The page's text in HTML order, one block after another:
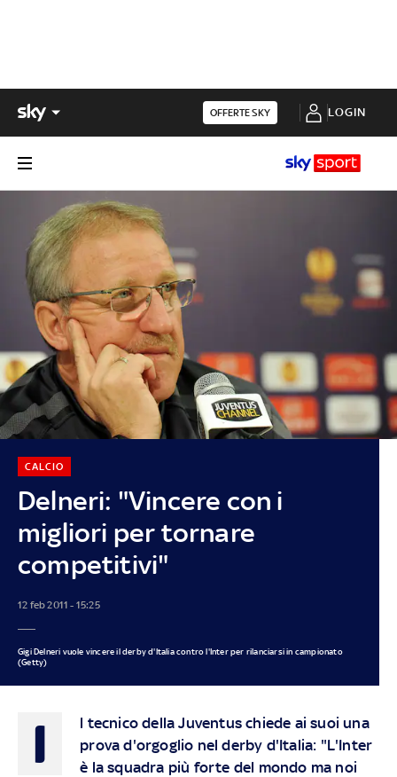
OFFERTE SKY LOGIN
Delneri: "Vincere con i
migliori per tornare
competitivi"
CALCIO
12 feb 2011 - 15:25
Gigi Delneri vuole vincere il derby d'Italia contro l'Inter per rilanciarsi in campionato
(Getty)
I
l tecnico della Juventus chiede ai suoi una
prova d'orgoglio nel derby d'Italia: "L'Inter
è la squadra più forte del mondo ma noi